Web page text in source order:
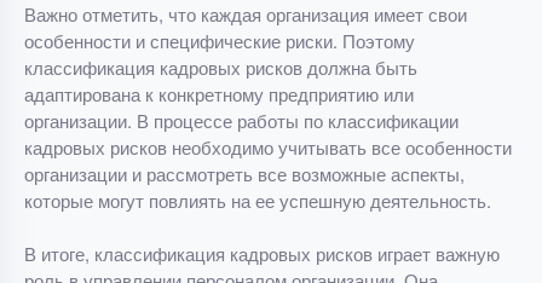
Важно отметить, что каждая организация имеет свои
особенности и специфические риски. Поэтому
классификация кадровых рисков должна быть
адаптирована к конкретному предприятию или
организации. В процессе работы по классификации
кадровых рисков необходимо учитывать все особенности
организации и рассмотреть все возможные аспекты,
которые могут повлиять на ее успешную деятельность.
В итоге, классификация кадровых рисков играет важную